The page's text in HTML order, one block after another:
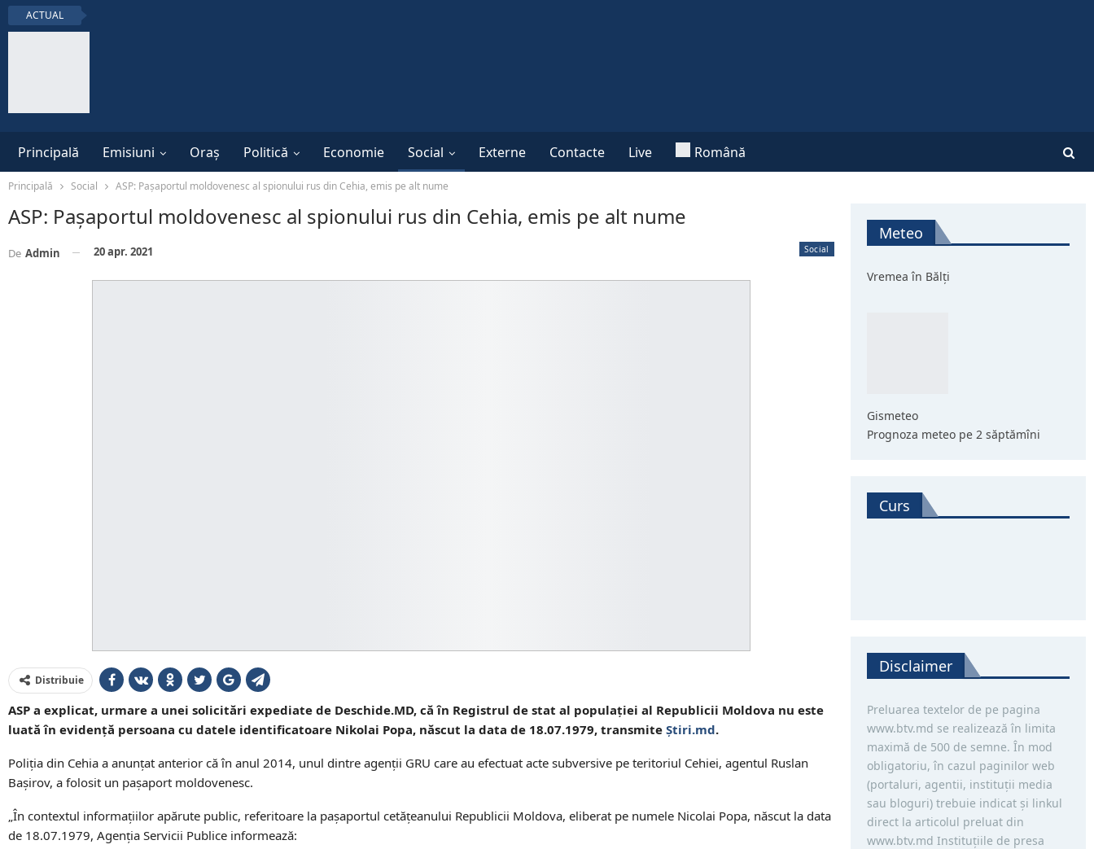
ACTUAL
Principală Emisiuni Oraș Politică Economie Social Externe Contacte Live Română
Principală Social ASP: Pașaportul moldovenesc al spionului rus din Cehia, emis pe alt nume
ASP: Pașaportul moldovenesc al spionului rus din Cehia, emis pe alt nume
Social
De Admin 20 apr. 2021
Distribuie
ASP a explicat, urmare a unei solicitări expediate de Deschide.MD, că în Registrul de stat al populației al Republicii Moldova nu este
luată în evidență persoana cu datele identificatoare Nikolai Popa, născut la data de 18.07.1979, transmite Știri.md.
Poliția din Cehia a anunțat anterior că în anul 2014, unul dintre agenții GRU care au efectuat acte subversive pe teritoriul Cehiei, agentul Ruslan
Bașirov, a folosit un pașaport moldovenesc.
„În contextul informațiilor apărute public, referitoare la pașaportul cetățeanului Republicii Moldova, eliberat pe numele Nicolai Popa, născut la data
de 18.07.1979, Agenția Servicii Publice informează:
Meteo
Vremea în Bălți
Gismeteo
Prognoza meteo pe 2 săptămîni
Curs
Disclaimer
Preluarea textelor de pe pagina
www.btv.md se realizează în limita
maximă de 500 de semne. În mod
obligatoriu, în cazul paginilor web
(portaluri, agentii, instituţii media
sau bloguri) trebuie indicat şi linkul
direct la articolul preluat din
www.btv.md Instituţiile de presa